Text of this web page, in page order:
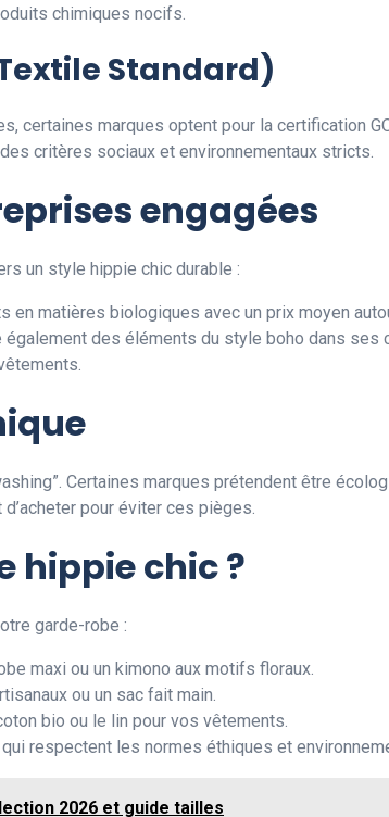
chimiques nocifs.
Standard)
certaines marques optent pour la certification
critères sociaux et environnementaux stricts.
engagées
un style hippie chic durable :
en matières biologiques avec un prix moyen
également des éléments du style boho dans ses
Certaines marques prétendent être
pour éviter ces pièges.
hippie chic ?
garde-robe :
maxi ou un kimono aux motifs floraux.
ou un sac fait main.
bio ou le lin pour vos vêtements.
respectent les normes éthiques et
2026 et guide tailles